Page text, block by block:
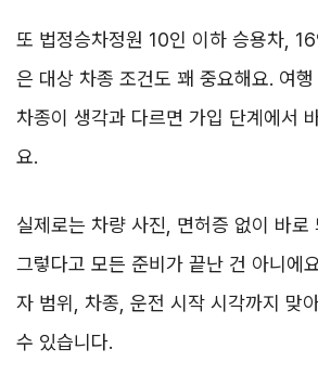
또 법정승차정원 10인 이하 승용차,
은 대상 차종 조건도 꽤 중요해요. 여행
차종이 생각과 다르면 가입 단계에서
요.
실제로는 차량 사진, 면허증 없이 바로
그렇다고 모든 준비가 끝난 건 아니에
자 범위, 차종, 운전 시작 시각까지 맞
수 있습니다.